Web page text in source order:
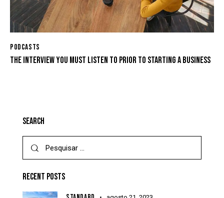
PODCASTS
THE INTERVIEW YOU MUST LISTEN TO PRIOR TO STARTING A BUSINESS
SEARCH
RECENT POSTS